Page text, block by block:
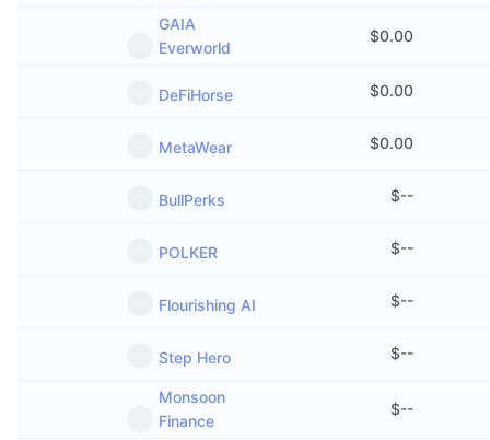
สถิติ NFT โดยภาพรวม
การขายที่กำลังจะมีขึ้น
อีเธอเรียม ETFs
การวิเคราะห์ทางเทคนิค
การชำระบัญชี
GAIA
Everworld
$0.00
DeFiHorse $0.00
MetaWear $0.00
BullPerks $--
POLKER $--
Flourishing AI $--
Step Hero $--
Monsoon
Finance
$--